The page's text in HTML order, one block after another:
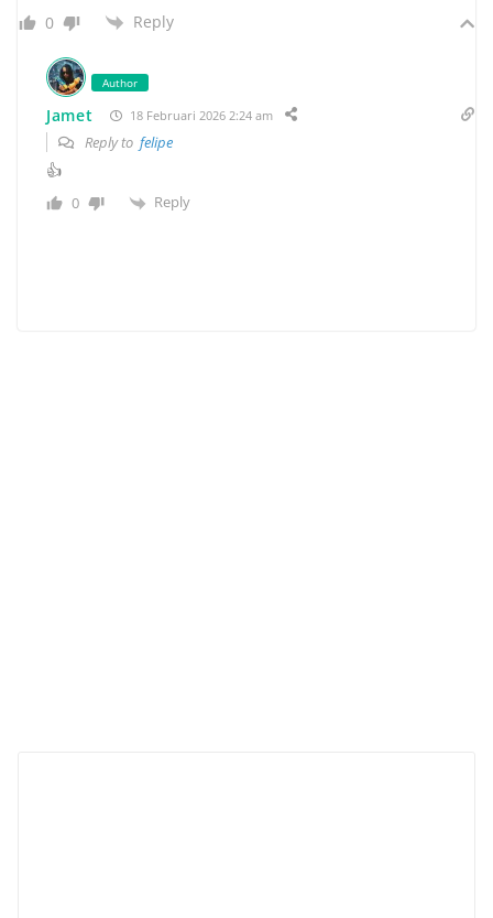
0 Reply
Author
Jamet 18 Februari 2026 2:24 am
Reply to felipe
👍
0 Reply